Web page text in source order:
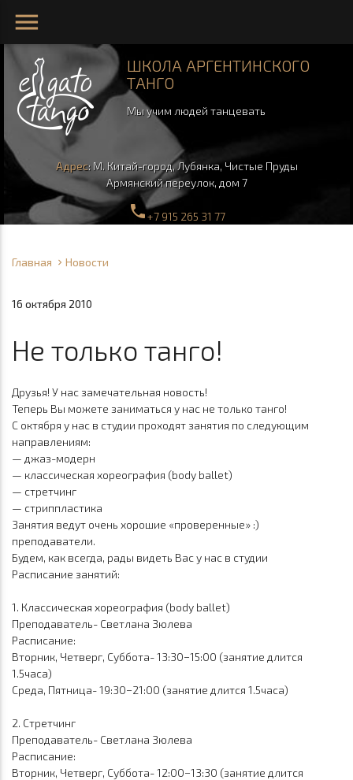
menu
ШКОЛА АРГЕНТИНСКОГО
ТАНГО
Мы учим людей танцевать
Адрес: М. Китай-город,Лубянка, Чистые Пруды
Армянский переулок, дом 7
phone+7 915 265 31 77
Главная Новости
16 октября 2010
Не только танго!
Друзья! У нас замечательная новость!
Теперь Вы можете заниматься у нас не только танго!
С октября у нас в студии проходят занятия по следующим
направлениям:
— джаз-модерн
— классическая хореография (body ballet)
— стретчинг
— стриппластика
Занятия ведут очень хорошие «проверенные» :)
преподаватели.
Будем, как всегда, рады видеть Вас у нас в студии
Расписание занятий:
1. Классическая хореография (body ballet)
Преподаватель- Светлана Зюлева
Расписание:
Вторник, Четверг, Суббота- 13:30−15:00 (занятие длится
1.5часа)
Среда, Пятница- 19:30−21:00 (занятие длится 1.5часа)
2. Стретчинг
Преподаватель- Светлана Зюлева
Расписание:
Вторник, Четверг, Суббота- 12:00−13:30 (занятие длится